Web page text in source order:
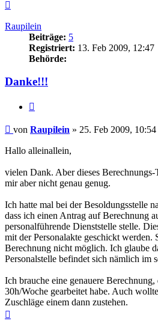
Raupilein
Beiträge: 5
Registriert: 13. Feb 2009, 12:47
Behörde:
Danke!!!
Beitrag
von Raupilein » 25. Feb 2009, 10:54
Hallo alleinallein,
vielen Dank. Aber dieses
mir aber nicht genau genug.
Ich hatte mal bei der Besoldungsstelle
dass ich einen Antrag auf Berechnung
personalführende Dienststelle stelle.
mit der Personalakte geschickt werden.
Berechnung nicht möglich. Ich glaube
Personalstelle befindet sich nämlich im
Ich brauche eine genauere
30h/Woche gearbeitet habe. Auch
Zuschläge einem dann zustehen.